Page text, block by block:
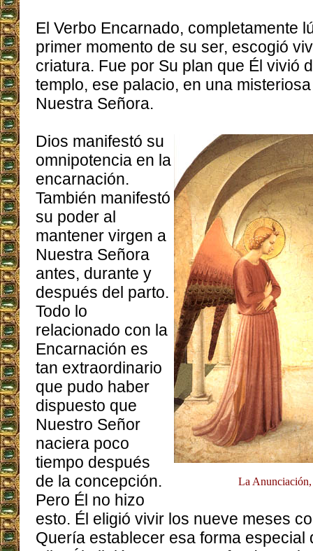
El Verbo Encarnado, completamente
primer momento de su ser, escogió
criatura. Fue por Su plan que Él vivió
templo, ese palacio, en una
Nuestra Señora.
La
Dios manifestó su
omnipotencia en la
encarnación.
También manifestó
su poder al
mantener virgen a
Nuestra Señora
antes, durante y
después del parto.
Todo lo
relacionado con la
Encarnación es
tan extraordinario
que pudo haber
dispuesto que
Nuestro Señor
naciera poco
tiempo después
de la concepción.
Pero Él no hizo
esto. Él eligió vivir los nueve meses
Quería establecer esa forma especial